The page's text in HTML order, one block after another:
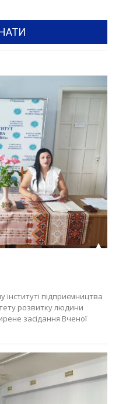
підприємництва
розвитку людини
засідання Вченої